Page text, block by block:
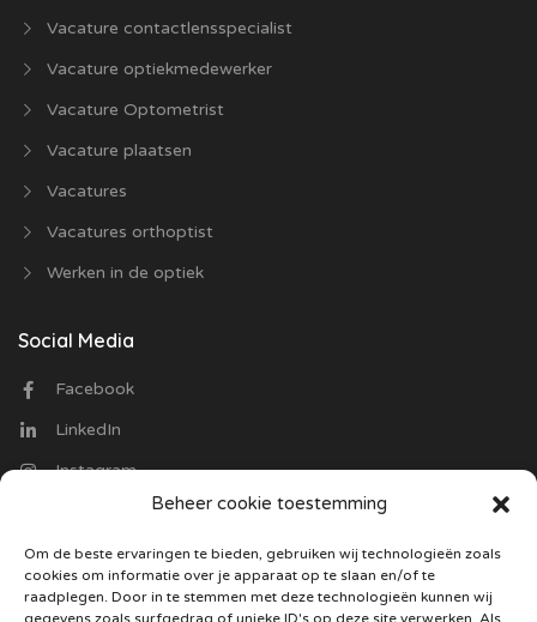
Beheer cookie toestemming
Om de beste ervaringen te bieden, gebruiken wij technologieën zoals
cookies om informatie over je apparaat op te slaan en/of te
raadplegen. Door in te stemmen met deze technologieën kunnen wij
gegevens zoals surfgedrag of unieke ID's op deze site verwerken. Als
Vacature contactlensspecialist
Vacature optiekmedewerker
Vacature Optometrist
Vacature plaatsen
Vacatures
Vacatures orthoptist
Werken in de optiek
Social Media
Facebook
LinkedIn
Instagram
Optiekvacatures.nl
Trasmolenlaan 12